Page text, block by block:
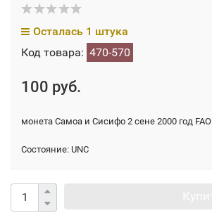
Осталась 1 штука
Код товара: 470-570
100 руб.
монета Самоа и Cисифо 2 сене 2000 год FAO
Состояние: UNC